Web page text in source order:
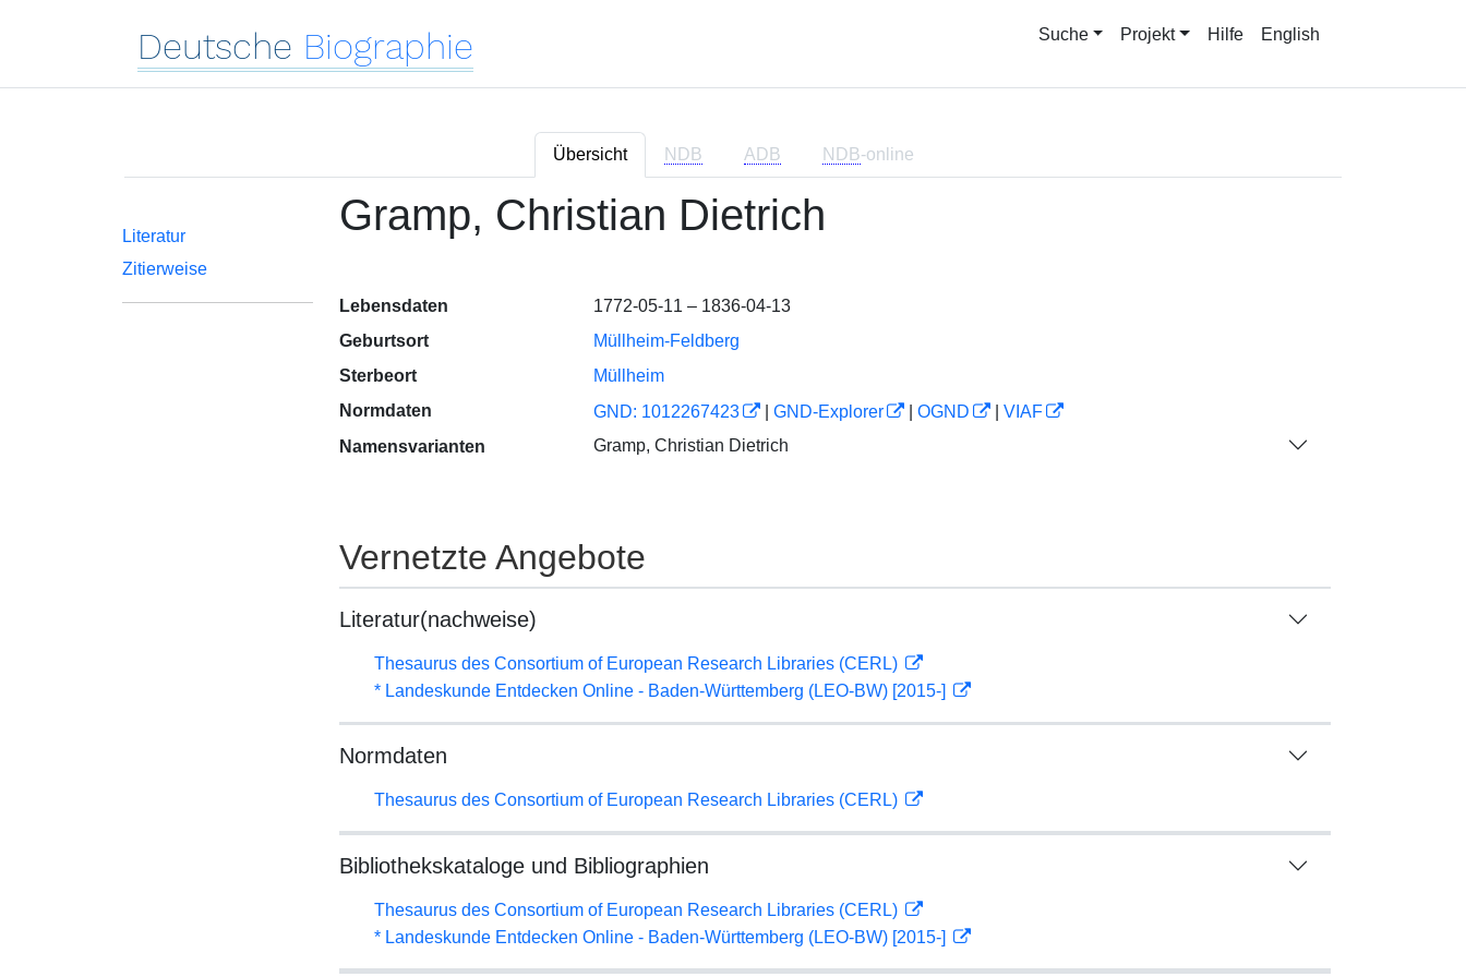
Deutsche Biographie Suche Projekt Hilfe English
Übersicht NDB ADB NDB-online
Literatur
Zitierweise
Gramp, Christian Dietrich
Lebensdaten
1772-05-11 – 1836-04-13
Geburtsort
Müllheim-Feldberg
Sterbeort
Müllheim
Normdaten
GND: 1012267423 GND-Explorer OGND
VIAF
Namensvarianten
Gramp, Christian Dietrich
Vernetzte Angebote
Literatur(nachweise)
Thesaurus des Consortium of European Research Libraries (CERL)
* Landeskunde Entdecken Online - Baden-Württemberg (LEO-BW) [2015-]
Normdaten
Thesaurus des Consortium of European Research Libraries (CERL)
Bibliothekskataloge und Bibliographien
Thesaurus des Consortium of European Research Libraries (CERL)
* Landeskunde Entdecken Online - Baden-Württemberg (LEO-BW) [2015-]